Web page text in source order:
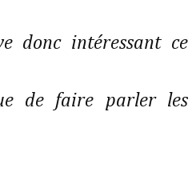
donc intéressant ce
de faire parler les